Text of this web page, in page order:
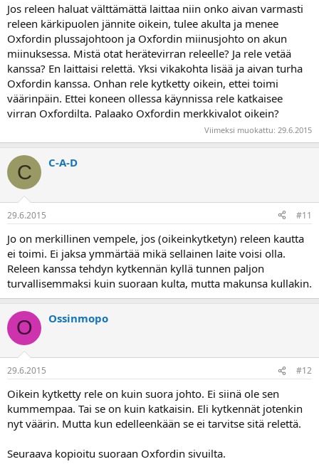
Jos releen haluat välttämättä laittaa niin onko aivan varmasti
releen kärkipuolen jännite oikein, tulee akulta ja menee
Oxfordin plussajohtoon ja Oxfordin miinusjohto on akun
miinuksessa. Mistä otat herätevirran releelle? Ja rele vetää
kanssa? En laittaisi relettä. Yksi vikakohta lisää ja aivan turha
Oxfordin kanssa. Onhan rele kytketty oikein, ettei toimi
väärinpäin. Ettei koneen ollessa käynnissa rele katkaisee
virran Oxfordilta. Palaako Oxfordin merkkivalot oikein?
Viimeksi muokattu: 29.6.2015
C C-A-D
29.6.2015 #11
Jo on merkillinen vempele, jos (oikeinkytketyn) releen kautta
ei toimi. Ei jaksa ymmärtää mikä sellainen laite voisi olla.
Releen kanssa tehdyn kytkennän kyllä tunnen paljon
turvallisemmaksi kuin suoraan kulta, mutta makunsa kullakin.
O Ossinmopo
29.6.2015 #12
Oikein kytketty rele on kuin suora johto. Ei siinä ole sen
kummempaa. Tai se on kuin katkaisin. Eli kytkennät jotenkin
nyt väärin. Mutta kun edelleenkään se ei tarvitse sitä relettä.
Seuraava kopioitu suoraan Oxfordin sivuilta.